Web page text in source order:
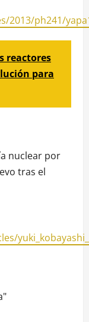
2013/ph241/
reactores
para
nuclear por
tras el